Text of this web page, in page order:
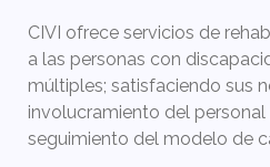
CIVI ofrece servicios de
a las personas con
múltiples; satisfaciendo sus
involucramiento del
seguimiento del modelo de